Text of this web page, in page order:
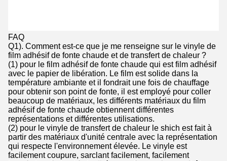
FAQ
Q1). Comment est-ce que je me renseigne sur le vinyle de
film adhésif de fonte chaude et de transfert de chaleur ?
(1) pour le film adhésif de fonte chaude qui est film adhésif
avec le papier de libération. Le film est solide dans la
température ambiante et il fondrait une fois de chauffage
pour obtenir son point de fonte, il est employé pour coller
beaucoup de matériaux, les différents matériaux du film
adhésif de fonte chaude obtiennent différentes
représentations et différentes utilisations.
(2) pour le vinyle de transfert de chaleur le shich est fait à
partir des matériaux d'unité centrale avec la représentation
qui respecte l'environnement élevée. Le vinyle est
facilement coupure, sarclant facilement, facilement